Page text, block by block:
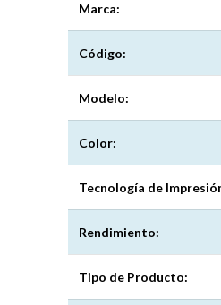
Marca:
Código:
Modelo:
Color:
Tecnología de
Rendimiento:
Tipo de Producto: